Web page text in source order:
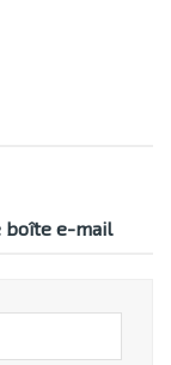
boîte e-mail